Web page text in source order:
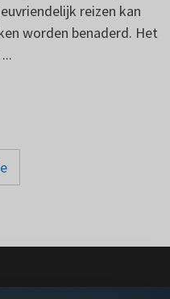
reizen kan
worden benaderd. Het